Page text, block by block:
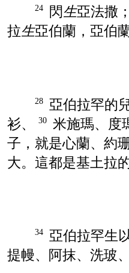
24 閃生亞法撒；
拉生亞伯蘭 ， 亞伯
28 亞伯拉罕的
衫、 30 米施瑪、 度
子，就是心蘭、 約
大。這都是基土拉
34 亞伯拉罕生
提幔、 阿抹、 洗玻、